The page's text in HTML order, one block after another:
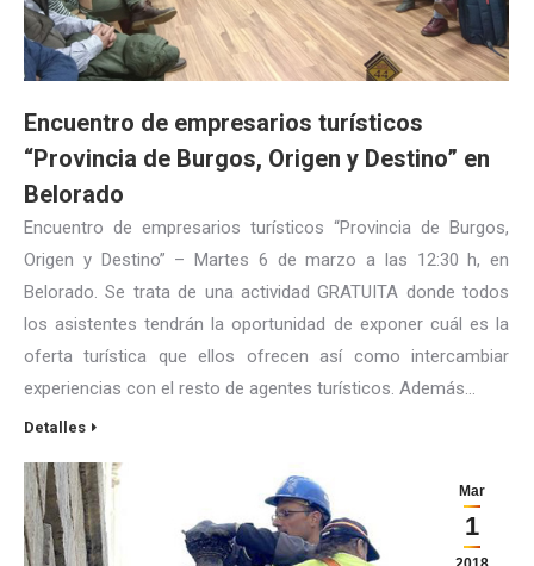
Encuentro de empresarios turísticos
“Provincia de Burgos, Origen y Destino” en
Belorado
Encuentro de empresarios turísticos “Provincia de Burgos,
Origen y Destino” – Martes 6 de marzo a las 12:30 h, en
Belorado. Se trata de una actividad GRATUITA donde todos
los asistentes tendrán la oportunidad de exponer cuál es la
oferta turística que ellos ofrecen así como intercambiar
experiencias con el resto de agentes turísticos. Además…
Detalles
Mar
1